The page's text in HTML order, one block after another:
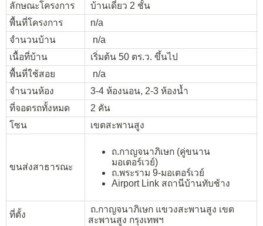
ลักษณะโครงการ
บ้านเดี่ยว 2 ชั้น
พื้นที่โครงการ
n/a
จำนวนบ้าน
n/a
เนื้อที่บ้าน
เริ่มต้น 50 ตร.ว. ขึ้นไป
พื้นที่ใช้สอย
n/a
จำนวนห้อง
3-4 ห้องนอน, 2-3 ห้องน้ำ
ที่จอดรถทั้งหมด
2 คัน
โซน
เขตสะพานสูง
ขนส่งสาธารณะ
ถ.กาญจนาภิเษก (คู่ขนาน
มอเตอร์เวย์)
ถ.พระราม 9-มอเตอร์เวย์
Airport Link สถานีบ้านทับช้าง
ที่ตั้ง
ถ.กาญจนาภิเษก แขวงสะพานสูง เขต
สะพานสูง กรุงเทพฯ